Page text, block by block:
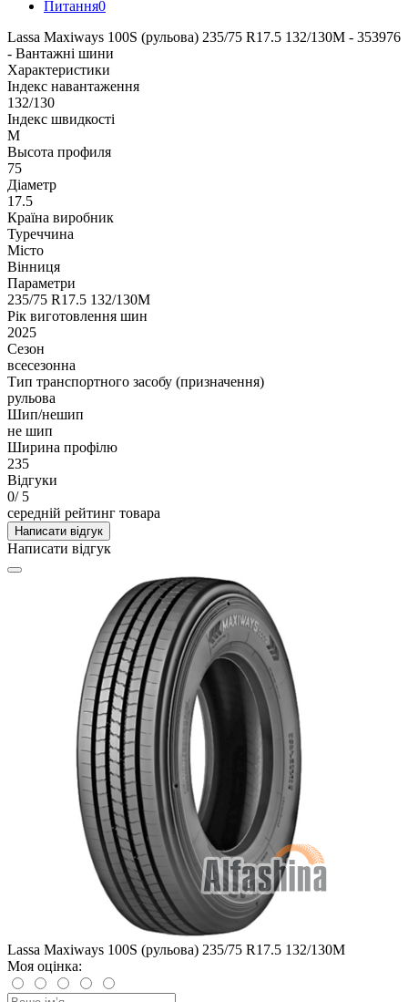
Питання0
Lassa Maxiways 100S (рульова) 235/75 R17.5 132/130M - 353976
- Вантажні шини
Характеристики
Індекс навантаження
132/130
Індекс швидкості
M
Высота профиля
75
Діаметр
17.5
Країна виробник
Туреччина
Місто
Вінниця
Параметри
235/75 R17.5 132/130M
Рік виготовлення шин
2025
Сезон
всесезонна
Тип транспортного засобу (призначення)
рульова
Шип/нешип
не шип
Ширина профілю
235
Відгуки
0/ 5
середній рейтинг товара
Написати відгук
Написати відгук
Lassa Maxiways 100S (рульова) 235/75 R17.5 132/130M
Моя оцінка: